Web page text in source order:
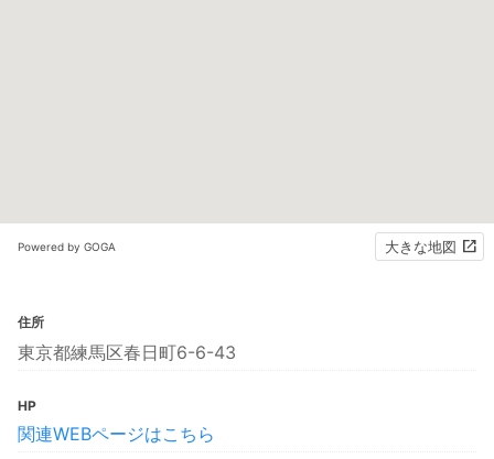
Powered by GOGA 大きな地図
住所
東京都練馬区春日町6-6-43
HP
関連WEBページはこちら